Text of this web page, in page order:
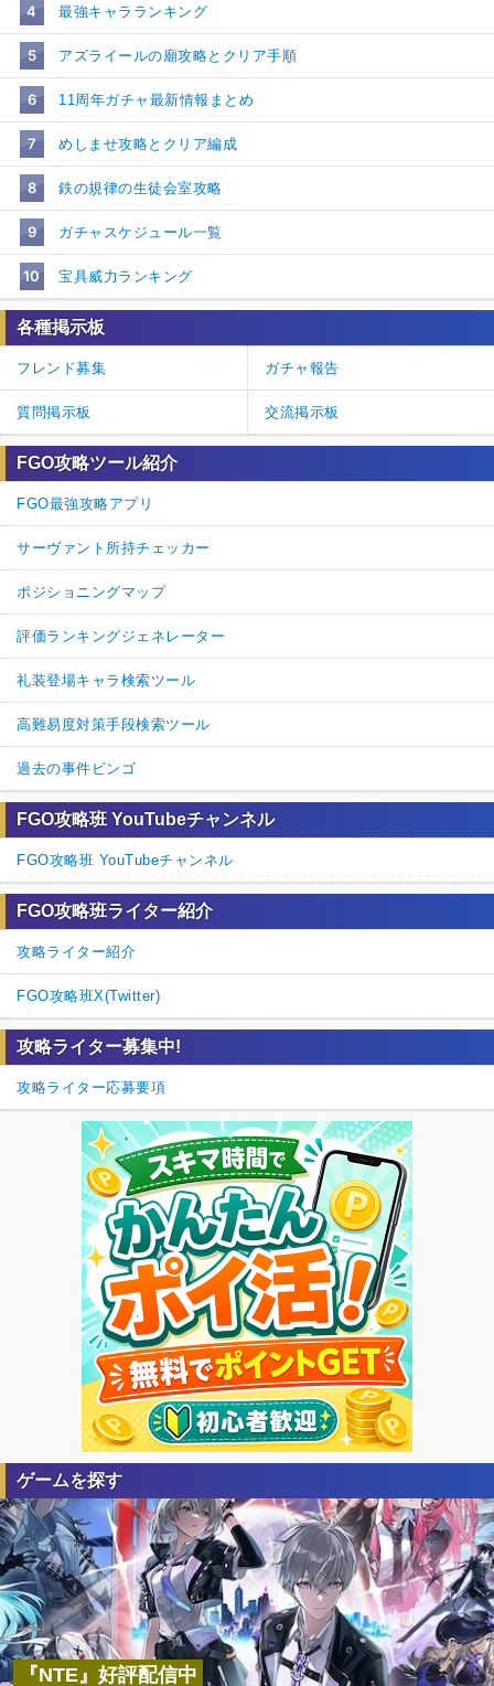
4 最強キャラランキング
5 アズライールの廟攻略とクリア手順
6 11周年ガチャ最新情報まとめ
7 めしませ攻略とクリア編成
8 鉄の規律の生徒会室攻略
9 ガチャスケジュール一覧
10 宝具威力ランキング
各種掲示板
フレンド募集 ガチャ報告
質問掲示板 交流掲示板
FGO攻略ツール紹介
FGO最強攻略アプリ
サーヴァント所持チェッカー
ポジショニングマップ
評価ランキングジェネレーター
礼装登場キャラ検索ツール
高難易度対策手段検索ツール
過去の事件ビンゴ
FGO攻略班 YouTubeチャンネル
FGO攻略班 YouTubeチャンネル
FGO攻略班ライター紹介
攻略ライター紹介
FGO攻略班X(Twitter)
攻略ライター募集中!
攻略ライター応募要項
ゲームを探す
『NTE』好評配信中